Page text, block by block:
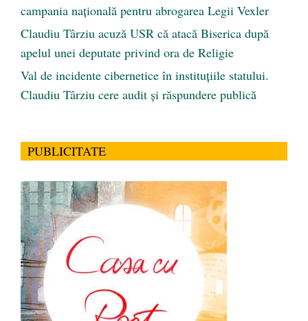
campania națională pentru abrogarea Legii Vexler
Claudiu Târziu acuză USR că atacă Biserica după
apelul unei deputate privind ora de Religie
Val de incidente cibernetice în instituțiile statului.
Claudiu Târziu cere audit și răspundere publică
PUBLICITATE